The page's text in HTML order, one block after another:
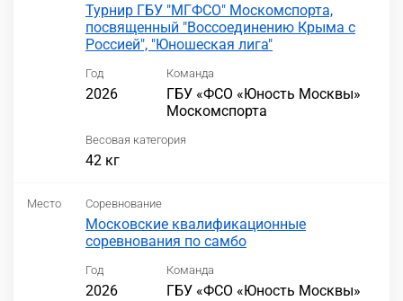
Турнир ГБУ "МГФСО" Москомспорта,
посвященный "Воссоединению Крыма с
Россией", "Юношеская лига"
Год
2026
Команда
ГБУ «ФСО «Юность Москвы»
Москомспорта
Весовая категория
42 кг
Место Соревнование
Московские квалификационные
соревнования по самбо
Год
2026
Команда
ГБУ «ФСО «Юность Москвы»